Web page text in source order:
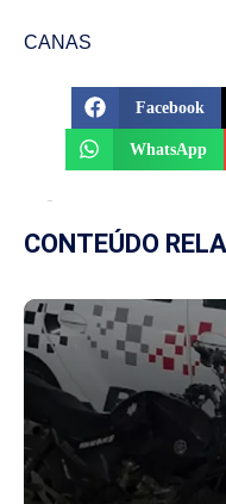
CANAS
Facebook
WhatsApp
CONTEÚDO